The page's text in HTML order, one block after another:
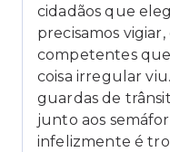
cidadãos que
precisamos
competentes que
coisa irregular
guardas de
junto aos
infelizmente é